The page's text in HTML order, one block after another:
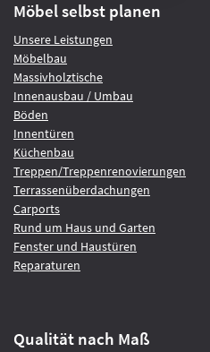
Möbel selbst planen
Unsere Leistungen
Möbelbau
Massivholztische
Innenausbau / Umbau
Böden
Innentüren
Küchenbau
Treppen/Treppenrenovierungen
Terrassenüberdachungen
Carports
Rund um Haus und Garten
Fenster und Haustüren
Reparaturen
Qualität nach Maß